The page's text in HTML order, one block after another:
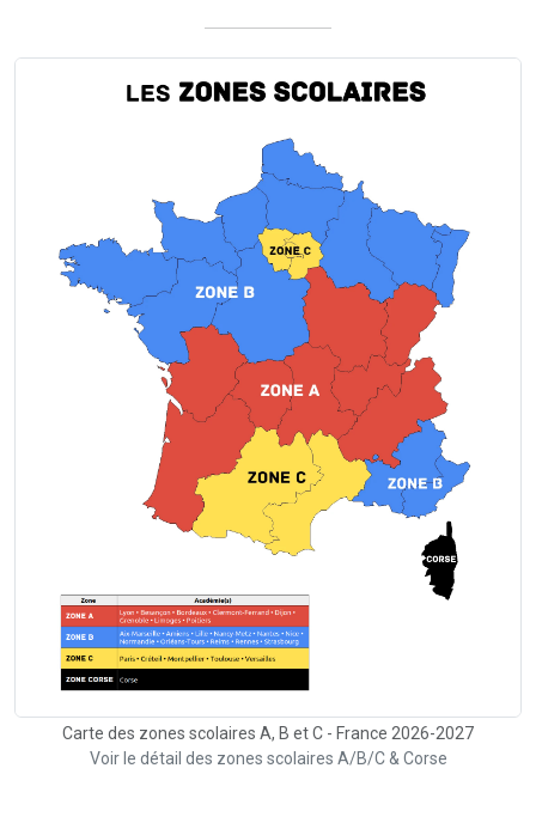
Carte des zones scolaires A, B et C - France 2026-2027
Voir le détail des zones scolaires A/B/C & Corse